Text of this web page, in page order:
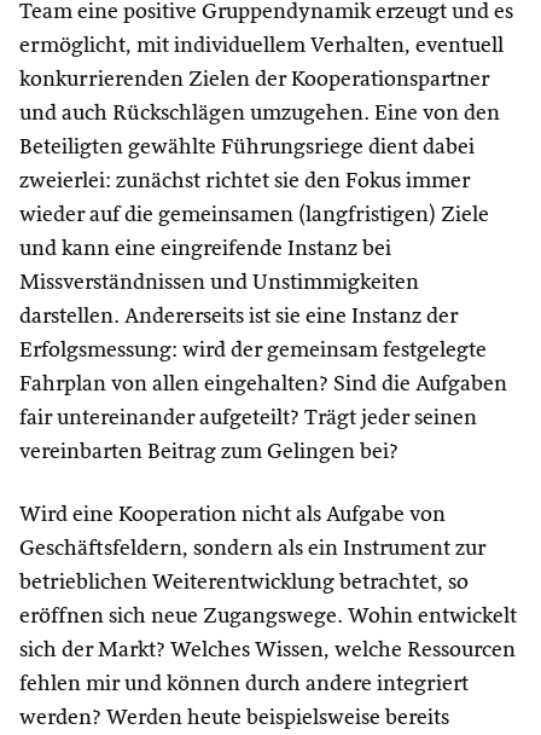
Team eine positive Gruppendynamik erzeugt und es
ermöglicht, mit individuellem Verhalten, eventuell
konkurrierenden Zielen der Kooperationspartner
und auch Rückschlägen umzugehen. Eine von den
Beteiligten gewählte Führungsriege dient dabei
zweierlei: zunächst richtet sie den Fokus immer
wieder auf die gemeinsamen (langfristigen) Ziele
und kann eine eingreifende Instanz bei
Missverständnissen und Unstimmigkeiten
darstellen. Andererseits ist sie eine Instanz der
Erfolgsmessung: wird der gemeinsam festgelegte
Fahrplan von allen eingehalten? Sind die Aufgaben
fair untereinander aufgeteilt? Trägt jeder seinen
vereinbarten Beitrag zum Gelingen bei?
Wird eine Kooperation nicht als Aufgabe von
Geschäftsfeldern, sondern als ein Instrument zur
betrieblichen Weiterentwicklung betrachtet, so
eröffnen sich neue Zugangswege. Wohin entwickelt
sich der Markt? Welches Wissen, welche Ressourcen
fehlen mir und können durch andere integriert
werden? Werden heute beispielsweise bereits